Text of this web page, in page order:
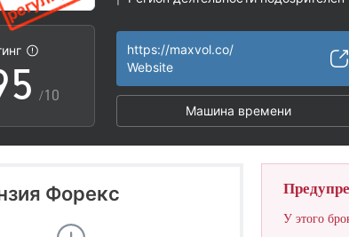
4
5
6
7
/10
https://maxvol.co/
Website
Машина времени
Форекс
У этого